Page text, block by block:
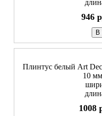
946
В
Плинтус белый Art
10
1008